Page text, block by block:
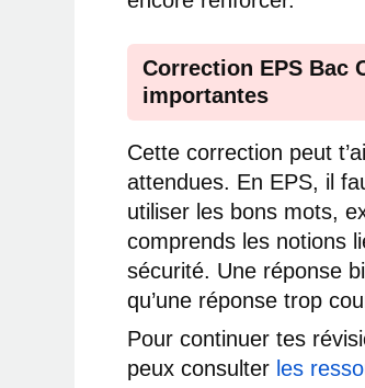
Correction EPS Bac
importantes
Cette correction peut
attendues. En EPS, il
utiliser les bons mots,
comprends les notions
sécurité. Une réponse
qu’une réponse trop
Pour continuer tes
peux consulter les